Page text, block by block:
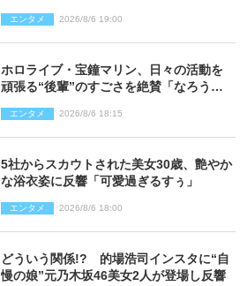
かった」
エンタメ 2026/8/6 19:00
ホロライブ・宝鐘マリン、日々の活動を
頑張る“後輩”のすごさを絶賛「なろう系
エンタメ 2026/8/6 18:15
5社からスカウトされた美女30歳、艶やか
な浴衣姿に反響「可愛過ぎるすぅ」
エンタメ 2026/8/6 18:00
どういう関係!? 的場浩司インスタに“自
慢の娘”元乃木坂46美女2人が登場し反響